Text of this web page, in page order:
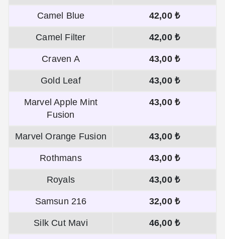
Camel Blue 42,00 ₺
Camel Filter 42,00 ₺
Craven A 43,00 ₺
Gold Leaf 43,00 ₺
Marvel Apple Mint
Fusion
43,00 ₺
Marvel Orange Fusion 43,00 ₺
Rothmans 43,00 ₺
Royals 43,00 ₺
Samsun 216 32,00 ₺
Silk Cut Mavi 46,00 ₺